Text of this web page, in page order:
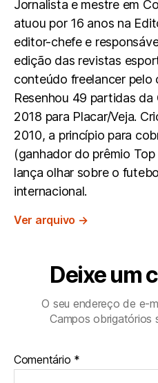
Jornalista e mestre em
atuou por 16 anos na
editor-chefe e
edição das revistas
conteúdo freelancer pelo
Resenhou 49 partidas
2018 para Placar/Veja.
2010, a princípio para
(ganhador do prêmio
lança olhar sobre o
internacional.
Ver arquivo →
Deixe um
O seu endereço de e-
Campos obrigatórios
Comentário *